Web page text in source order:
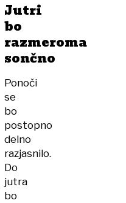
Jutri
bo
razmeroma
sončno
Ponoči
se
bo
postopno
delno
razjasnilo.
Do
jutra
bo